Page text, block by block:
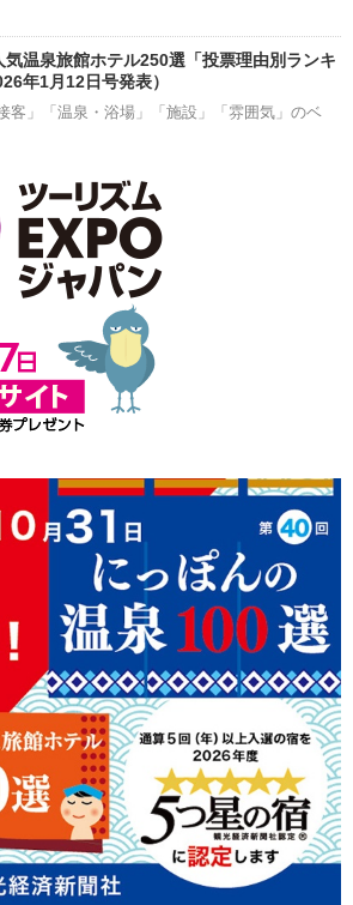
気温泉旅館ホテル250選「投票理由別ランキ
年1月12日号発表）
客」「温泉・浴場」「施設」「雰囲気」のベ